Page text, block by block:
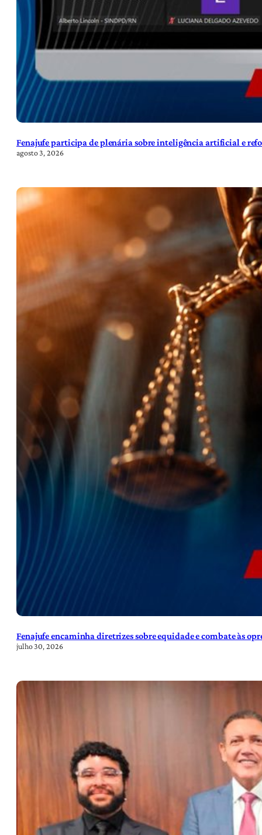
Fenajufe participa de plenária sobre inteligência artificial e
agosto 3, 2026
Fenajufe encaminha diretrizes sobre equidade e combate às
julho 30, 2026